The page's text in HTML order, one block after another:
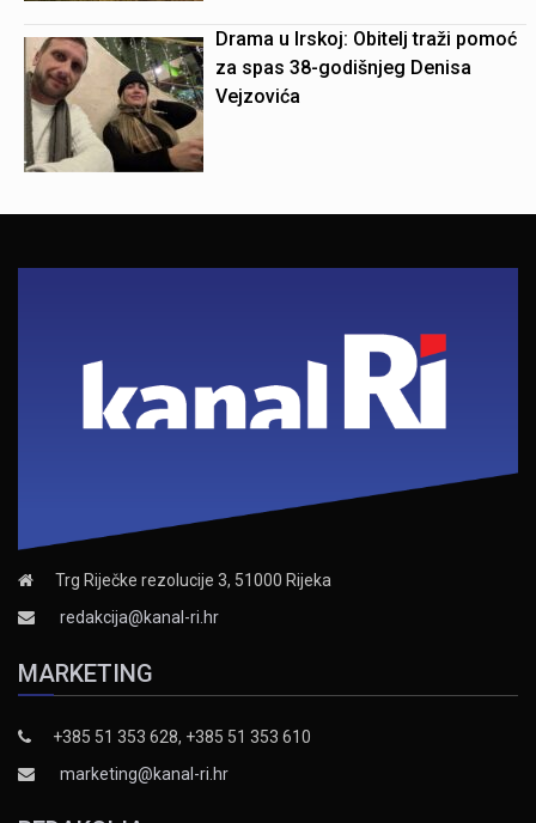
Drama u Irskoj: Obitelj traži pomoć
za spas 38-godišnjeg Denisa
Vejzovića
Trg Riječke rezolucije 3, 51000 Rijeka
redakcija@kanal-ri.hr
MARKETING
+385 51 353 628, +385 51 353 610
marketing@kanal-ri.hr